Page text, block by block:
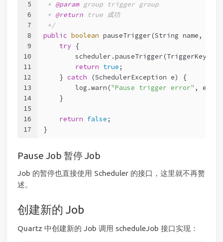
5
6
7
8
9
10
11
12
13
14
15
16
17
* @param group trigger group
* @return true 成功
*/
public boolean pauseTrigger (String name,
try {
return true ;
    }
catch (SchedulerException e) {
        log.warn(
"Pause trigger error" , e);
    }
return false ;
}
Pause Job 暂停 Job
Job 的暂停也直接使用 Scheduler 的接口，这里就不再赘
述。
创建新的 Job
Quartz 中创建新的 Job 调用 scheduleJob 接口实现：